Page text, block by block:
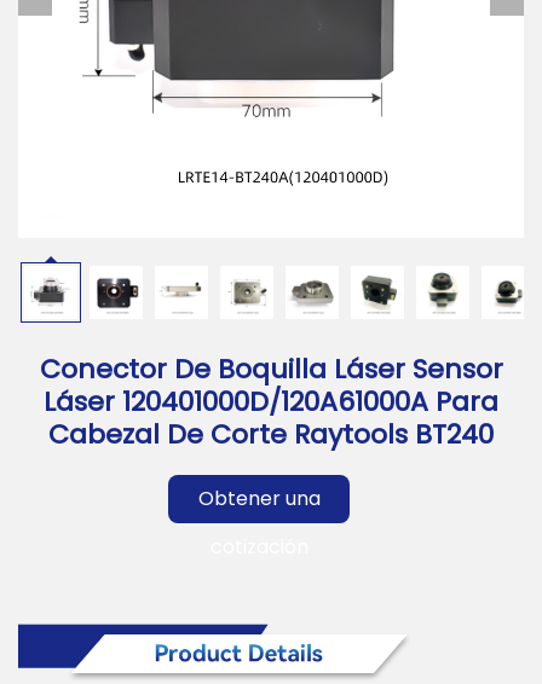
Descargar
Contáctanos
Conector De Boquilla Láser Sensor
Láser 120401000D/120A61000A Para
Cabezal De Corte Raytools BT240
Obtener una